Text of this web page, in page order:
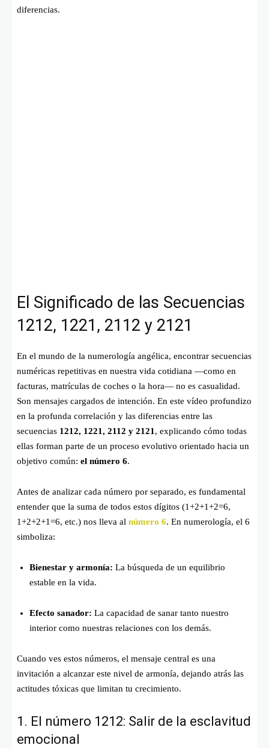
diferencias.
El Significado de las Secuencias
1212, 1221, 2112 y 2121
En el mundo de la numerología angélica, encontrar secuencias
numéricas repetitivas en nuestra vida cotidiana —como en
facturas, matrículas de coches o la hora— no es casualidad.
Son mensajes cargados de intención. En este vídeo profundizo
en la profunda correlación y las diferencias entre las
secuencias 1212, 1221, 2112 y 2121 , explicando cómo todas
ellas forman parte de un proceso evolutivo orientado hacia un
objetivo común: el número 6.
Antes de analizar cada número por separado, es fundamental
entender que la suma de todos estos dígitos (1+2+1+2=6,
1+2+2+1=6, etc.) nos lleva al número 6. En numerología, el 6
simboliza:
Bienestar y armonía: La búsqueda de un equilibrio
estable en la vida.
Efecto sanador: La capacidad de sanar tanto nuestro
interior como nuestras relaciones con los demás.
Cuando ves estos números, el mensaje central es una
invitación a alcanzar este nivel de armonía, dejando atrás las
actitudes tóxicas que limitan tu crecimiento.
1. El número 1212: Salir de la esclavitud
emocional